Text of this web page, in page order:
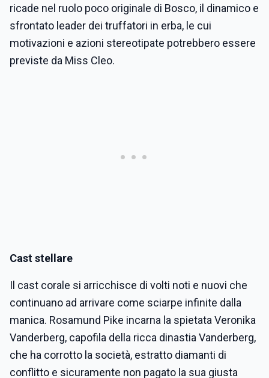
ricade nel ruolo poco originale di Bosco, il dinamico e
sfrontato leader dei truffatori in erba, le cui
motivazioni e azioni stereotipate potrebbero essere
previste da Miss Cleo.
Cast stellare
Il cast corale si arricchisce di volti noti e nuovi che
continuano ad arrivare come sciarpe infinite dalla
manica. Rosamund Pike incarna la spietata Veronika
Vanderberg, capofila della ricca dinastia Vanderberg,
che ha corrotto la società, estratto diamanti di
conflitto e sicuramente non pagato la sua giusta